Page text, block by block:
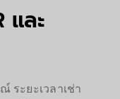
และ
ระยะเวลาเช่า